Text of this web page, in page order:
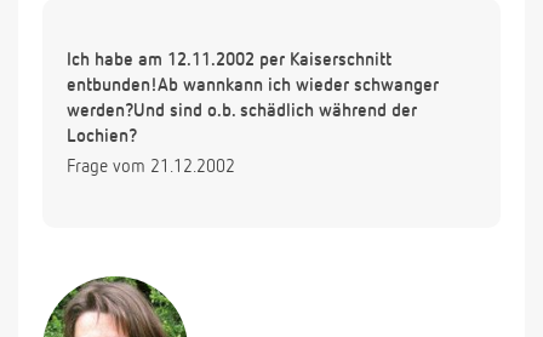
Ich habe am 12.11.2002 per Kaiserschnitt
entbunden!Ab wannkann ich wieder schwanger
werden?Und sind o.b. schädlich während der
Lochien?
Frage vom 21.12.2002